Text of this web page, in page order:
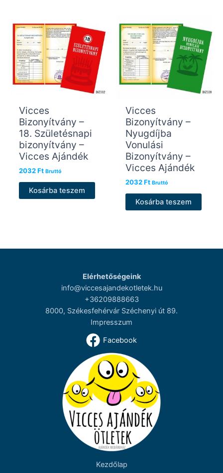
Vicces
Bizonyítvány –
18. Születésnapi
bizonyítvány –
Vicces Ajándék
2032Ft Bruttó
Kosárba teszem
Vicces
Bizonyítvány –
Nyugdíjba
Vonulási
Bizonyítvány –
Vicces Ajándék
2032Ft Bruttó
Kosárba teszem
Elérhetőségeink
info@viccesajandekotletek.hu
+36209888663
8000, Székesfehérvár Széchenyi út 89.
Impresszum
Facebook
Kezdőlap